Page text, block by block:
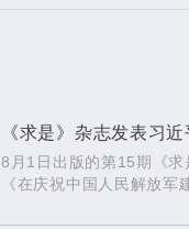
《求是》杂志发表习
8月1日出版的第15期《
《在庆祝中国人民解放